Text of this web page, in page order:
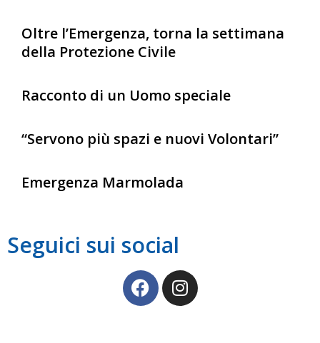
Oltre l’Emergenza, torna la settimana
della Protezione Civile
Racconto di un Uomo speciale
“Servono più spazi e nuovi Volontari”
Emergenza Marmolada
Seguici sui social